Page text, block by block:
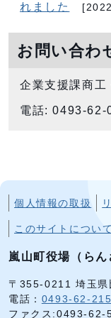
れました
お問い合わ
企業支援課商工
電話: 0493-62-
個人情報の取扱
このサイトについて
嵐山町役場（らん
〒355-0211 埼玉県
電話： 0493-62-
ファクス:0493-62-